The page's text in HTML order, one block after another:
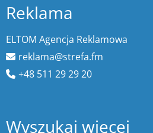
Reklama
ELTOM Agencja Reklamowa
reklama@strefa.fm
+48 511 29 29 20
Wyszukaj więcej